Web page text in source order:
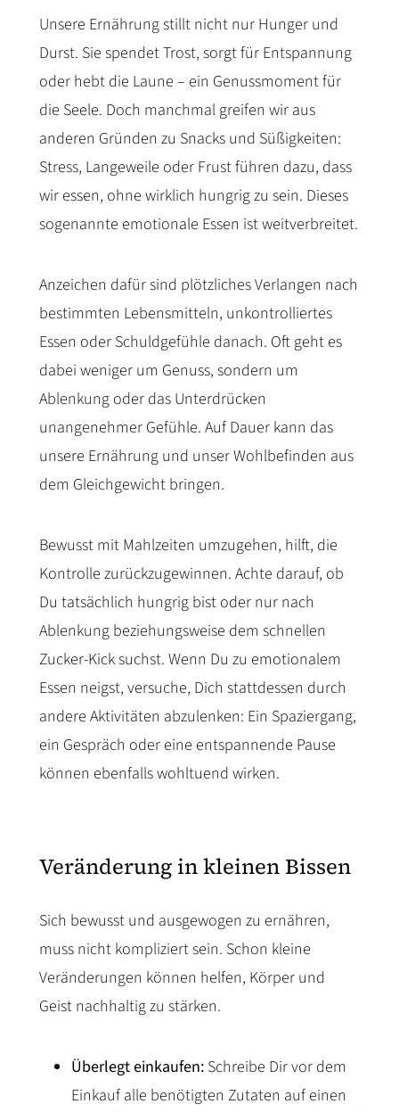
Unsere Ernährung stillt nicht nur Hunger und
Durst. Sie spendet Trost, sorgt für Entspannung
oder hebt die Laune – ein Genussmoment für
die Seele. Doch manchmal greifen wir aus
anderen Gründen zu Snacks und Süßigkeiten:
Stress, Langeweile oder Frust führen dazu, dass
wir essen, ohne wirklich hungrig zu sein. Dieses
sogenannte emotionale Essen ist weitverbreitet.
Anzeichen dafür sind plötzliches Verlangen nach
bestimmten Lebensmitteln, unkontrolliertes
Essen oder Schuldgefühle danach. Oft geht es
dabei weniger um Genuss, sondern um
Ablenkung oder das Unterdrücken
unangenehmer Gefühle. Auf Dauer kann das
unsere Ernährung und unser Wohlbefinden aus
dem Gleichgewicht bringen.
Bewusst mit Mahlzeiten umzugehen, hilft, die
Kontrolle zurückzugewinnen. Achte darauf, ob
Du tatsächlich hungrig bist oder nur nach
Ablenkung beziehungsweise dem schnellen
Zucker-Kick suchst. Wenn Du zu emotionalem
Essen neigst, versuche, Dich stattdessen durch
andere Aktivitäten abzulenken: Ein Spaziergang,
ein Gespräch oder eine entspannende Pause
können ebenfalls wohltuend wirken.
Veränderung in kleinen Bissen
Sich bewusst und ausgewogen zu ernähren,
muss nicht kompliziert sein. Schon kleine
Veränderungen können helfen, Körper und
Geist nachhaltig zu stärken.
Überlegt einkaufen: Schreibe Dir vor dem
Einkauf alle benötigten Zutaten auf einen